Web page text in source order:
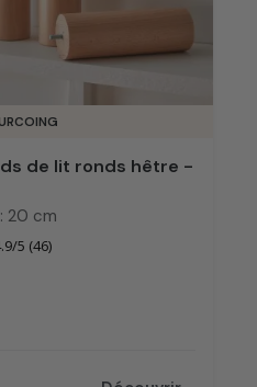
de lit ronds hêtre -
20 cm
/5 (46)